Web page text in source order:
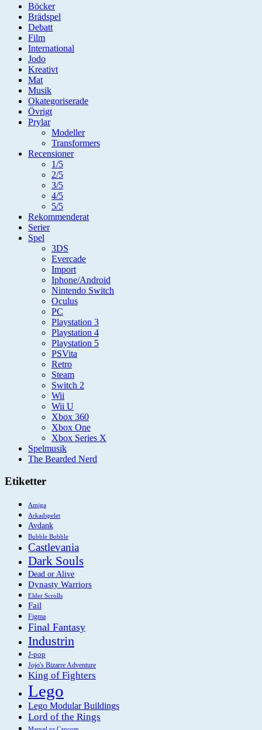
Böcker
Brädspel
Debatt
Film
International
Jodo
Kreativt
Mat
Musik
Okategoriserade
Övrigt
Prylar
Modeller
Transformers
Recensioner
1/5
2/5
3/5
4/5
5/5
Rekommenderat
Serier
Spel
3DS
Evercade
Import
Iphone/Android
Nintendo Switch
Oculus
PC
Playstation 3
Playstation 4
Playstation 5
PSVita
Retro
Steam
Switch 2
Wii
Wii U
Xbox 360
Xbox One
Xbox Series X
Spelmusik
The Bearded Nerd
Etiketter
Amiga
Arkadspelet
Avdank
Bubble Bobble
Castlevania
Dark Souls
Dead or Alive
Dynasty Warriors
Elder Scrolls
Fail
Figma
Final Fantasy
Industrin
J-pop
Jojo's Bizarre Adventure
King of Fighters
Lego
Lego Modular Buildings
Lord of the Rings